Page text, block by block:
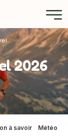
2026
à savoir Météo